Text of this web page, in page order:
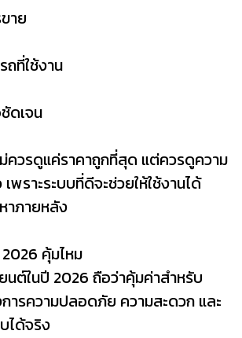
าย
ถที่ใช้งาน
ดเจน
ม่ควรดูแค่ราคาถูกที่สุด แต่ควรดูความ
เพราะระบบที่ดีจะช่วยให้ใช้งานได้
าภายหลัง
คุ้มไหม
นต์ในปี 2026 ถือว่าคุ้มค่าสำหรับ
ารความปลอดภัย ความสะดวก และ
ได้จริง